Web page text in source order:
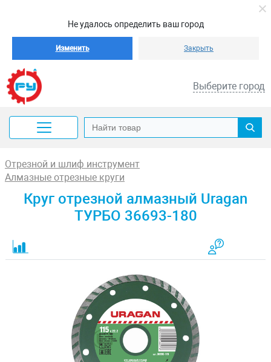
Не удалось определить ваш город
Изменить Закрыть
Выберите город
Отрезной и шлиф инструмент
Алмазные отрезные круги
Круг отрезной алмазный Uragan
ТУРБО 36693-180